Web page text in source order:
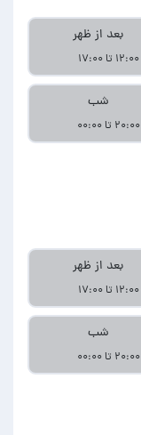
بعد از ظهر
۱۲:۰۰ تا ۱۷:۰۰
شب
۲۰:۰۰ تا ۰۰:۰۰
بعد از ظهر
۱۲:۰۰ تا ۱۷:۰۰
شب
۲۰:۰۰ تا ۰۰:۰۰